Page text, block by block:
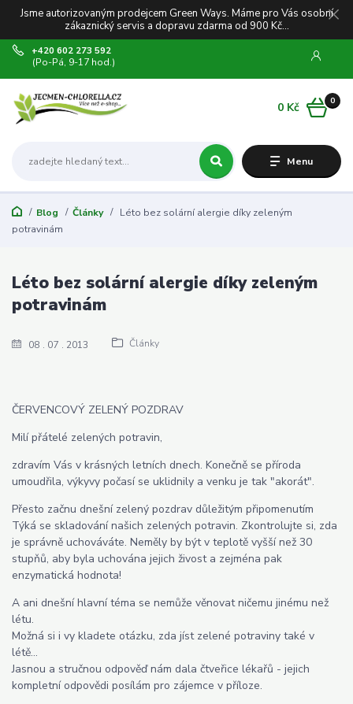
Jsme autorizovaným prodejcem Green Ways. Máme pro Vás osobní
zákaznický servis a dopravu zdarma od 900 Kč...
Menu
+420 602 273 592
(Po-Pá, 9-17 hod.)
0
0 Kč
Blog Články
Léto bez solární alergie díky zeleným
potravinám
08 07 2013 Články
Léto bez solární alergie díky zeleným
potravinám
ČERVENCOVÝ ZELENÝ POZDRAV
Milí přátelé zelených potravin,
zdravím Vás v krásných letních dnech. Konečně se příroda
umoudřila, výkyvy počasí se uklidnily a venku je tak "akorát".
Přesto začnu dnešní zelený pozdrav důležitým připomenutím
Týká se skladování našich zelených potravin. Zkontrolujte si, zda
je správně uchováváte. Neměly by být v teplotě vyšší než 30
stupňů, aby byla uchována jejich živost a zejména pak
enzymatická hodnota!
A ani dnešní hlavní téma se nemůže věnovat ničemu jinému než
létu.
Možná si i vy kladete otázku, zda jíst zelené potraviny také v
létě...
Jasnou a stručnou odpověď nám dala čtveřice lékařů - jejich
kompletní odpovědi posílám pro zájemce v příloze.